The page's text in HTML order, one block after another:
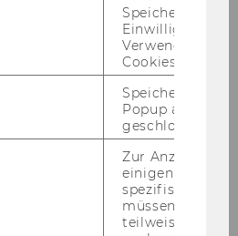
Dokument ansehen
Speichert Ihre
Einwilligung zur
Verwendung von
Cookies.
Speichert ob ein
Popup
geschlossen
Zur Anzeige von
einigen WU-
spezifischen
müssen
teilweise von